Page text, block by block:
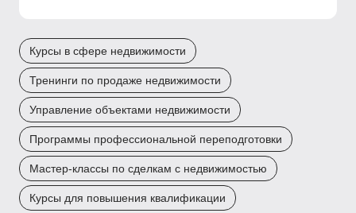
Курсы в сфере недвижимости
Тренинги по продаже недвижимости
Управление объектами недвижимости
Программы профессиональной переподготовки
Мастер-классы по сделкам с недвижимостью
Курсы для повышения квалификации